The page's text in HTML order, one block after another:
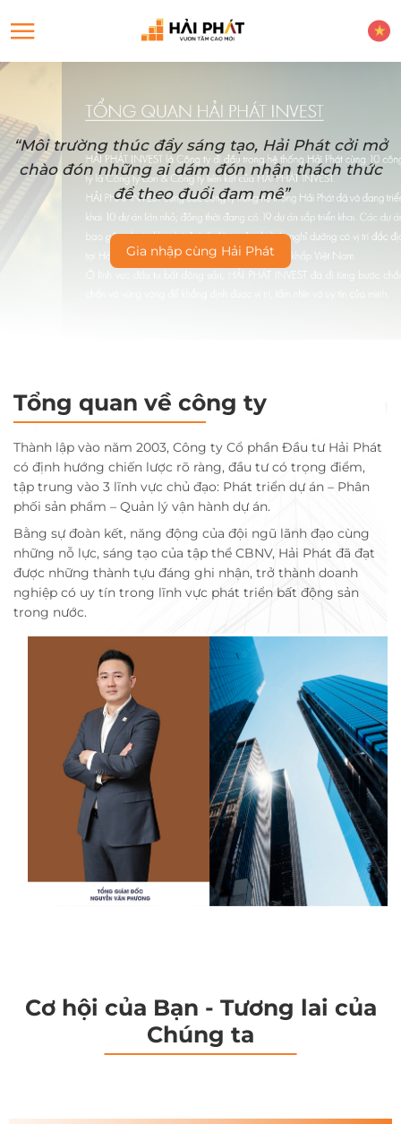
“Môi trường thúc đẩy sáng tạo, Hải Phát cởi mở
chào đón những ai dám đón nhận thách thức
để theo đuổi đam mê”
Gia nhập cùng Hải Phát
Tổng quan về công ty
Thành lập vào năm 2003, Công ty Cổ phần Đầu tư Hải Phát
có định hướng chiến lược rõ ràng, đầu tư có trọng điểm,
tập trung vào 3 lĩnh vực chủ đạo: Phát triển dự án – Phân
phối sản phẩm – Quản lý vận hành dự án.
Bằng sự đoàn kết, năng động của đội ngũ lãnh đạo cùng
những nỗ lực, sáng tạo của tập thể CBNV, Hải Phát đã đạt
được những thành tựu đáng ghi nhận, trở thành doanh
nghiệp có uy tín trong lĩnh vực phát triển bất động sản
trong nước.
Cơ hội của Bạn - Tương lai của
Chúng ta